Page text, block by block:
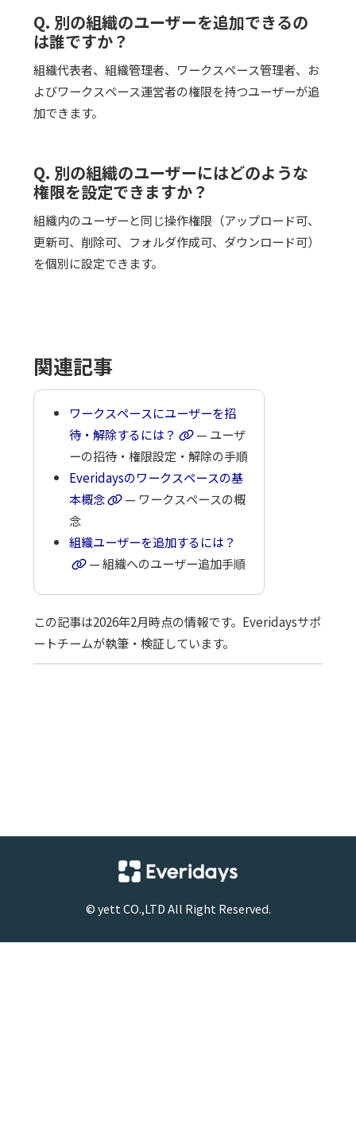
Q. 別の組織のユーザーを追加できるの
は誰ですか？
組織代表者、組織管理者、ワークスペース管理者、お
よびワークスペース運営者の権限を持つユーザーが追
加できます。
Q. 別の組織のユーザーにはどのような
権限を設定できますか？
組織内のユーザーと同じ操作権限（アップロード可、
更新可、削除可、フォルダ作成可、ダウンロード可）
を個別に設定できます。
関連記事
ワークスペースにユーザーを招
待・解除するには？
— ユーザ
ーの招待・権限設定・解除の手順
Everidaysのワークスペースの基
本概念
— ワークスペースの概
念
組織ユーザーを追加するには？
— 組織へのユーザー追加手順
この記事は2026年2月時点の情報です。Everidaysサポ
ートチームが執筆・検証しています。
©yettCO.,LTD All Right Reserved.